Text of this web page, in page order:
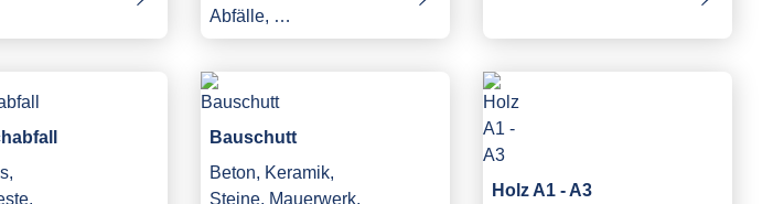
Abfälle, …
Bauschutt
Beton, Keramik,
Steine, Mauerwerk,
Holz A1 - A3